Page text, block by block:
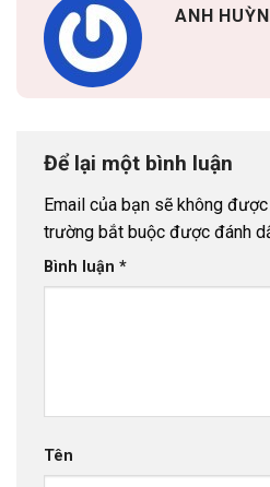
ANH
Để lại một bình luận
Email của bạn sẽ không
trường bắt buộc được đánh
Bình luận *
Tên